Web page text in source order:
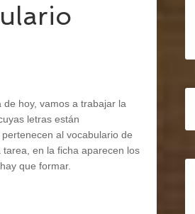
hoy, vamos a trabajar la
letras están
al vocabulario de
en la ficha aparecen los
que formar.